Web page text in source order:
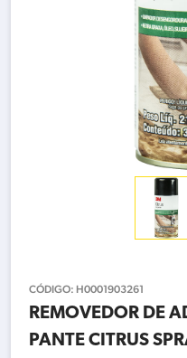
CÓDIGO: H0001903261
REMOVEDOR DE
PANTE CITRUS